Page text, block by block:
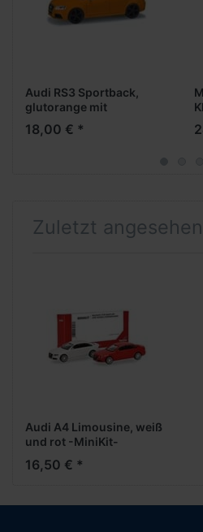
Audi RS3 Sportback,
glutorange mit
schwarzen Felgen
(Farbvariante)
18,00 € *
Zuletzt angesehen
Audi A4 Limousine, weiß
und rot -MiniKit-
16,50 € *